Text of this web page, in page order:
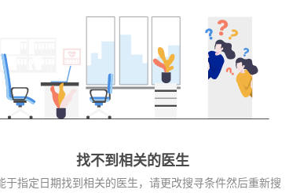
找不到相关的医生
于指定日期找到相关的医生，请更改搜寻条件然后重新搜